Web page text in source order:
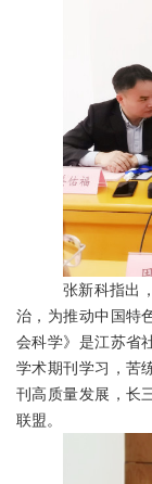
张新科指出
治，为推动中国特
会科学》是江苏省
学术期刊学习，苦
刊高质量发展，长
联盟。